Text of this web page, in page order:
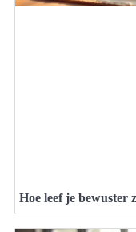
Hoe leef je bewuster